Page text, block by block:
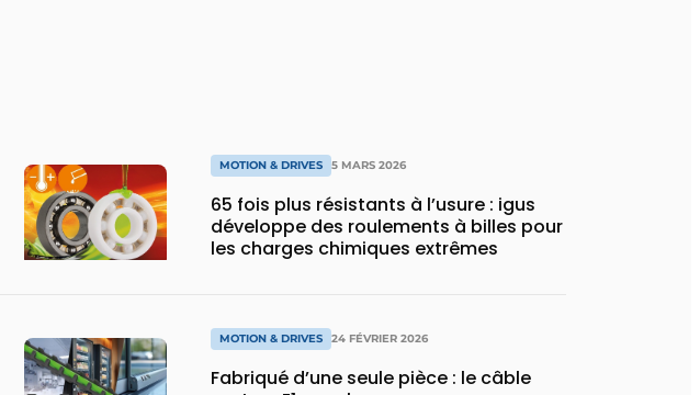
MOTION & DRIVES 5 MARS 2026
65 fois plus résistants à l’usure : igus
développe des roulements à billes pour
les charges chimiques extrêmes
MOTION & DRIVES 24 FÉVRIER 2026
Fabriqué d’une seule pièce : le câble